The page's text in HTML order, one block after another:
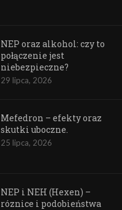
NEP oraz alkohol: czy to
połączenie jest
niebezpieczne?
29 lipca, 2026
Mefedron – efekty oraz
skutki uboczne.
25 lipca, 2026
NEP i NEH (Hexen) –
róznice i podobieństwa